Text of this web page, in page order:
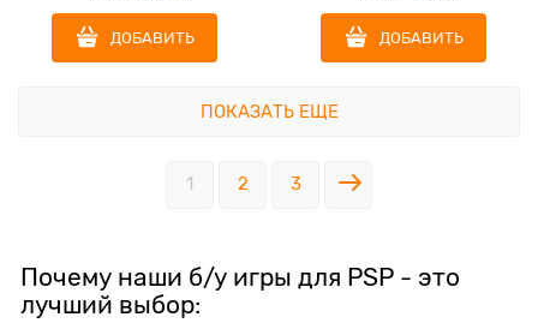
ДОБАВИТЬ ДОБАВИТЬ
ПОКАЗАТЬ ЕЩЕ
1 2 3
Почему наши б/у игры для PSP - это
лучший выбор: